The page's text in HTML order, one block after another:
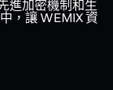
進加密機制和生
，讓 WEMIX 資